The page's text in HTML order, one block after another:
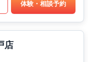
体験・相談予約
店